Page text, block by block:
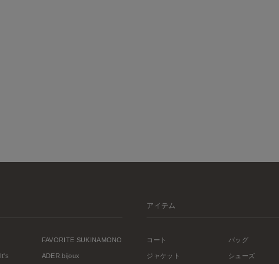
FAVORITE SUKINAMONO
ADER.bijoux
アイテム
コート
ジャケット
バッグ
シューズ